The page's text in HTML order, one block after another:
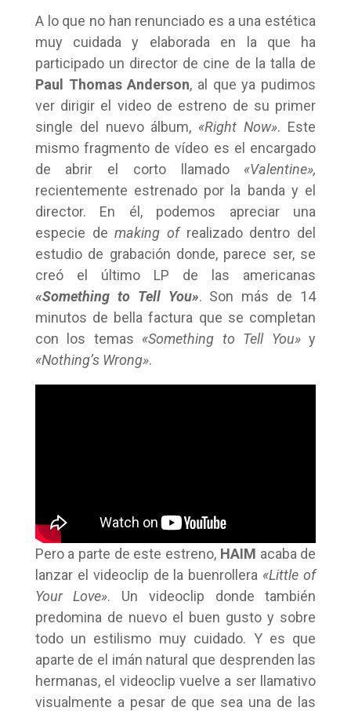
A lo que no han renunciado es a una estética
muy cuidada y elaborada en la que ha
participado un director de cine de la talla de
Paul Thomas Anderson, al que ya pudimos
ver dirigir el video de estreno de su primer
single del nuevo álbum, «Right Now». Este
mismo fragmento de vídeo es el encargado
de abrir el corto llamado «Valentine»,
recientemente estrenado por la banda y el
director. En él, podemos apreciar una
especie demaking ofrealizado dentro del
estudio de grabación donde, parece ser, se
creó el último LP de las americanas
«Something to Tell You». Son más de 14
minutos de bella factura que se completan
con los temas «Something to Tell You»y
«Nothing’s Wrong».
Pero a parte de este estreno, HAIM acaba de
lanzar el videoclip de la buenrollera «Little of
Your Love». Un videoclip donde también
predomina de nuevo el buen gusto y sobre
todo un estilismo muy cuidado. Y es que
aparte de el imán natural que desprenden las
hermanas, el videoclip vuelve a ser llamativo
visualmente a pesar de que sea una de las